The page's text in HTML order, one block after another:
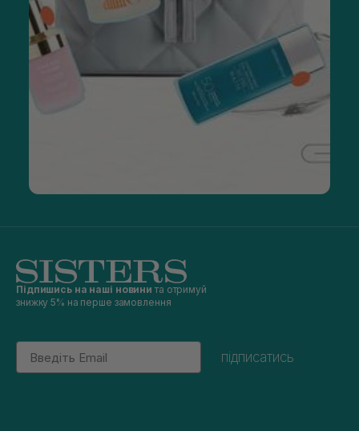
Підпишись на наші новини та отримуй
знижку 5% на перше замовлення
Email
підписатись